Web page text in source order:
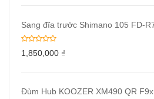
Sang đĩa trước Shimano 105 FD-
1,850,000 ₫
Đùm Hub KOOZER XM490 QR